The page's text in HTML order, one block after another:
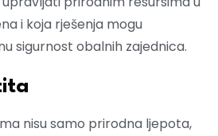
i koja rješenja mogu
sigurnost obalnih zajednica.
nisu samo prirodna ljepota,